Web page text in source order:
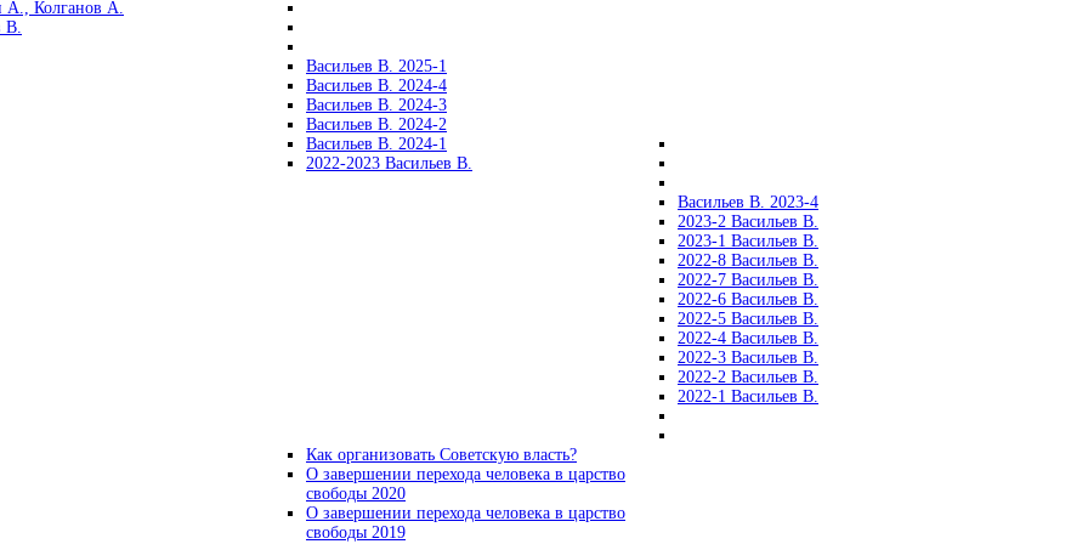
А., Колганов А.
В.
Васильев В. 2025-1
Васильев В. 2024-4
Васильев В. 2024-3
Васильев В. 2024-2
Васильев В. 2024-1
2022-2023 Васильев В.
Васильев В. 2023-4
2023-2 Васильев В.
2023-1 Васильев В.
2022-8 Васильев В.
2022-7 Васильев В.
2022-6 Васильев В.
2022-5 Васильев В.
2022-4 Васильев В.
2022-3 Васильев В.
2022-2 Васильев В.
2022-1 Васильев В.
Как организовать Советскую власть?
О завершении перехода человека в царство
свободы 2020
О завершении перехода человека в царство
свободы 2019